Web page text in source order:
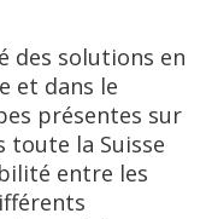
des solutions en
et dans le
présentes sur
toute la Suisse
entre les